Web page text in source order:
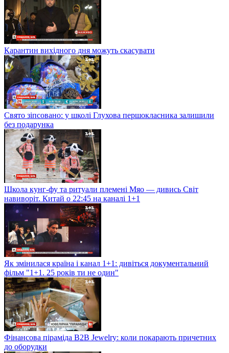
Карантин вихідного дня можуть скасувати
Свято зіпсовано: у школі Глухова першокласника залишили
без подарунка
Школа кунг-фу та ритуали племені Мяо — дивись Світ
навиворіт. Китай о 22:45 на каналі 1+1
Як змінилася країна і канал 1+1: дивіться документальний
фільм "1+1. 25 років ти не один"
Фінансова піраміда B2B Jewelry: коли покарають причетних
до оборудки